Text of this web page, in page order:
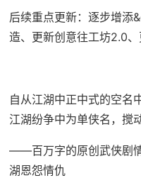
后续重点更新：逐步增添
造、更新创意往工坊2.0
自从江湖中正中式的空名
江湖纷争中为单侠名，搅
——百万字的原创武侠剧
湖恩怨情仇